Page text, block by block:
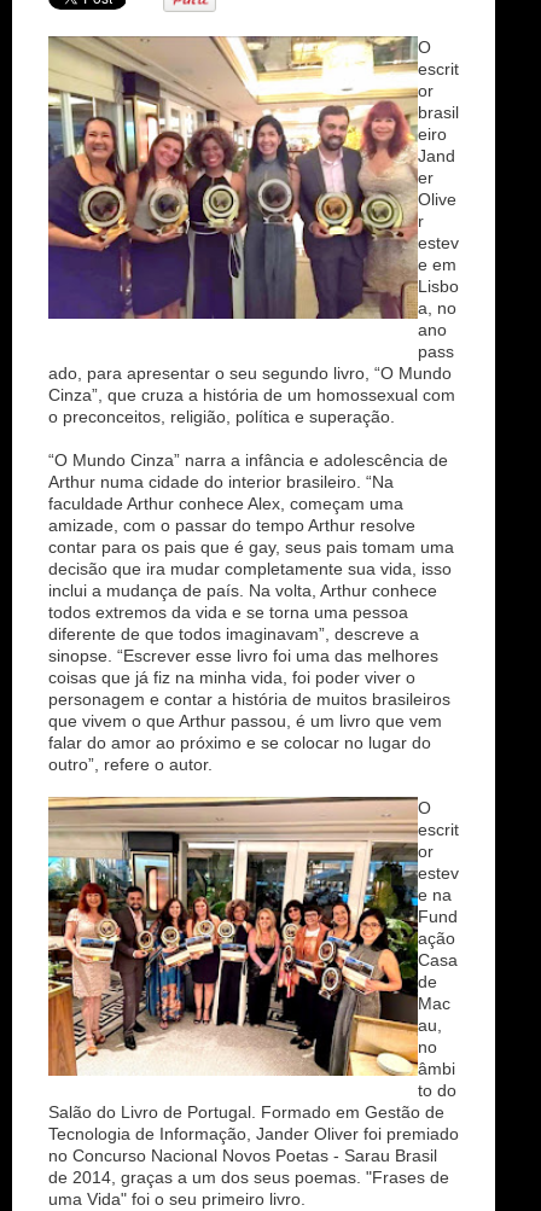
n
O
escrit
or
brasil
eiro
Jand
er
Olive
r
estev
e em
Lisbo
a, no
ano
pass
ado, para apresentar o seu segundo livro, “O Mundo
Cinza”, que cruza a história de um homossexual com
o preconceitos, religião, política e superação.
“O Mundo Cinza” narra a infância e adolescência de
Arthur numa cidade do interior brasileiro. “Na
faculdade Arthur conhece Alex, começam uma
amizade, com o passar do tempo Arthur resolve
contar para os pais que é gay, seus pais tomam uma
decisão que ira mudar completamente sua vida, isso
inclui a mudança de país. Na volta, Arthur conhece
todos extremos da vida e se torna uma pessoa
diferente de que todos imaginavam”, descreve a
sinopse. “Escrever esse livro foi uma das melhores
coisas que já fiz na minha vida, foi poder viver o
personagem e contar a história de muitos brasileiros
que vivem o que Arthur passou, é um livro que vem
falar do amor ao próximo e se colocar no lugar do
outro”, refere o autor.
O
escrit
or
estev
e na
Fund
ação
Casa
de
Mac
au,
no
âmbi
to do
Salão do Livro de Portugal. Formado em Gestão de
Tecnologia de Informação, Jander Oliver foi premiado
no Concurso Nacional Novos Poetas - Sarau Brasil
de 2014, graças a um dos seus poemas. "Frases de
uma Vida" foi o seu primeiro livro.